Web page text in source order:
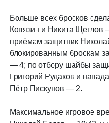
Больше всех бросков
Ковязин и Никита
приёмам защитник
блокированным броскам
— 4; по отбору шайбы
Григорий Рудаков и
Пётр Пискунов — 2.
Максимальное игровое